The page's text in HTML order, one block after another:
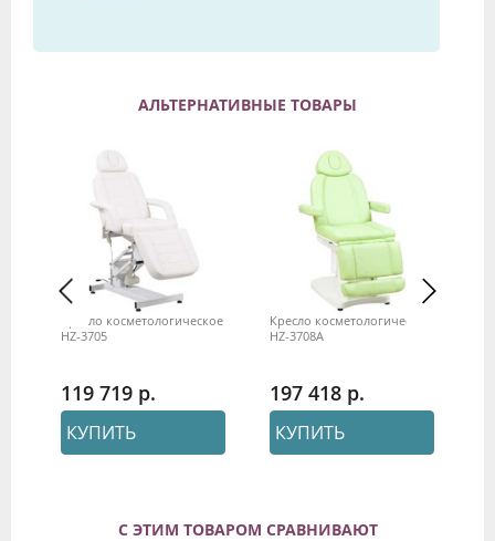
АЛЬТЕРНАТИВНЫЕ ТОВАРЫ
Кресло косметологическое
HZ-3705
119 719
КУПИТЬ
Кресло косметологическое
HZ-3708А
197 418
КУПИТЬ
С ЭТИМ ТОВАРОМ СРАВНИВАЮТ